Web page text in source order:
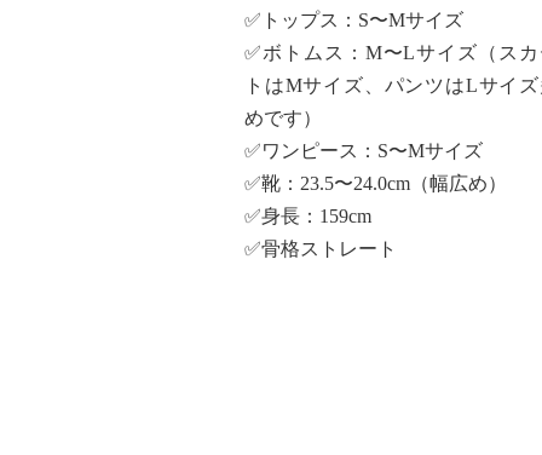
✅トップス：S〜Mサイズ
✅ボトムス：M〜Lサイズ（スカ
トはMサイズ、パンツはLサイ
めです）
✅ワンピース：S〜Mサイズ
✅靴：23.5〜24.0cm（幅広め）
✅身長：159cm
✅骨格ストレート